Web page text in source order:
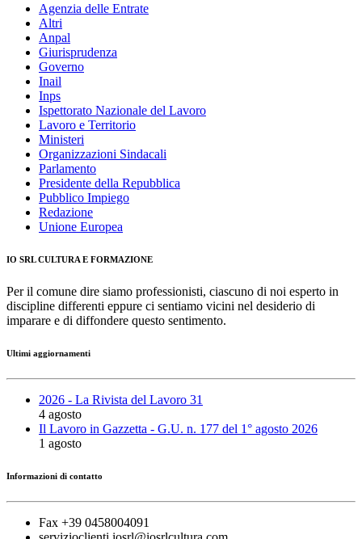
Agenzia delle Entrate
Altri
Anpal
Giurisprudenza
Governo
Inail
Inps
Ispettorato Nazionale del Lavoro
Lavoro e Territorio
Ministeri
Organizzazioni Sindacali
Parlamento
Presidente della Repubblica
Pubblico Impiego
Redazione
Unione Europea
IO SRL CULTURA E FORMAZIONE
Per il comune dire siamo professionisti, ciascuno di noi esperto in
discipline differenti eppure ci sentiamo vicini nel desiderio di
imparare e di diffondere questo sentimento.
Ultimi aggiornamenti
2026 - La Rivista del Lavoro 31
4 agosto
Il Lavoro in Gazzetta - G.U. n. 177 del 1° agosto 2026
1 agosto
Informazioni di contatto
Fax +39 0458004091